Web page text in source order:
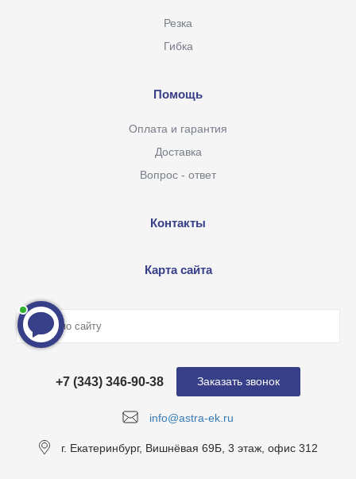
Резка
Гибка
Помощь
Оплата и гарантия
Доставка
Вопрос - ответ
Контакты
Карта сайта
info@astra-ek.ru
+7 (343) 346-90-38
г. Екатеринбург, Вишнёвая 69Б, 3 этаж, офис 312
Заказать звонок